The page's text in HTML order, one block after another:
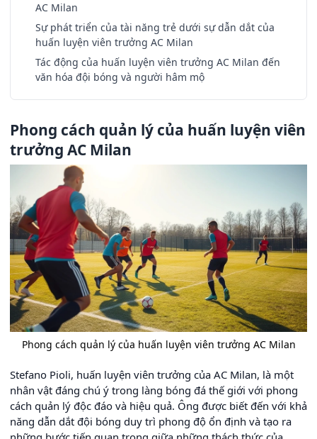
AC Milan
Sự phát triển của tài năng trẻ dưới sự dẫn dắt của
huấn luyện viên trưởng AC Milan
Tác động của huấn luyện viên trưởng AC Milan đến
văn hóa đội bóng và người hâm mộ
Phong cách quản lý của huấn luyện viên
trưởng AC Milan
Phong cách quản lý của huấn luyện viên trưởng AC Milan
Stefano Pioli, huấn luyện viên trưởng của AC Milan, là một
nhân vật đáng chú ý trong làng bóng đá thế giới với phong
cách quản lý độc đáo và hiệu quả. Ông được biết đến với khả
năng dẫn dắt đội bóng duy trì phong độ ổn định và tạo ra